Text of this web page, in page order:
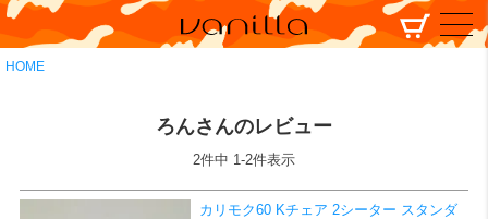
HOME
ろんさんのレビュー
2件中 1-2件表示
カリモク60 Kチェア 2シーター スタンダ